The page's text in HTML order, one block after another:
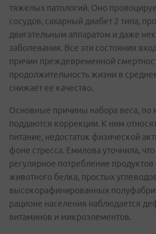
тяжелых патологий. Оно
сосудов, сахарный диабет 2 типа,
двигательным аппаратом и даже
заболевания. Все эти состояния
причин преждевременной
продолжительность жизни в
снижает ее качество.
Основные причины набора веса, по
поддаются коррекции. К ним
питание, недостаток физической
фоне стресса. Емилова уточнила,
регулярное потребление
животного белка, простых
высокорафинированных
рационе населения наблюдается
витаминов и микроэлементов.